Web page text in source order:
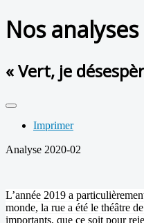
Nos
« Vert, je
Imprimer
Analyse 2020-02
L’année 2019 a
monde, la rue a été le théâtre
importants, que ce soit pour